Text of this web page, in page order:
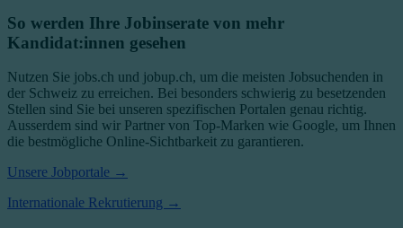
So werden Ihre Jobinserate von mehr
Kandidat:innen gesehen
Nutzen Sie jobs.ch und jobup.ch, um die meisten Jobsuchenden in
der Schweiz zu erreichen. Bei besonders schwierig zu besetzenden
Stellen sind Sie bei unseren spezifischen Portalen genau richtig.
Ausserdem sind wir Partner von Top-Marken wie Google, um Ihnen
die bestmögliche Online-Sichtbarkeit zu garantieren.
Unsere Jobportale →
Internationale Rekrutierung →